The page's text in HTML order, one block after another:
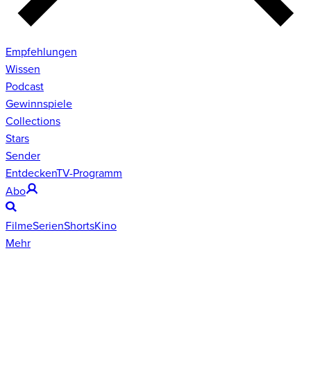
Empfehlungen
Wissen
Podcast
Gewinnspiele
Collections
Stars
Sender
EntdeckenTV-Programm
Abo
FilmeSerienShortsKino
Mehr